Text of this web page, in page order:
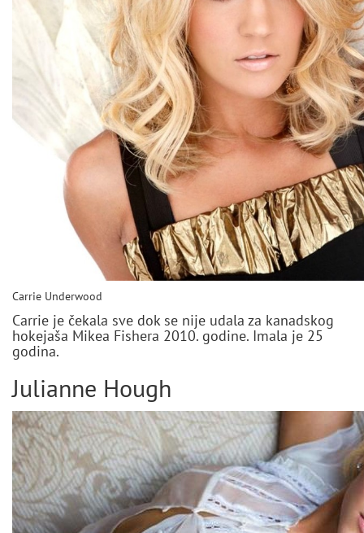
Carrie Underwood
Carrie je čekala sve dok se nije udala za kanadskog
hokejaša Mikea Fishera 2010. godine. Imala je 25
godina.
Julianne Hough